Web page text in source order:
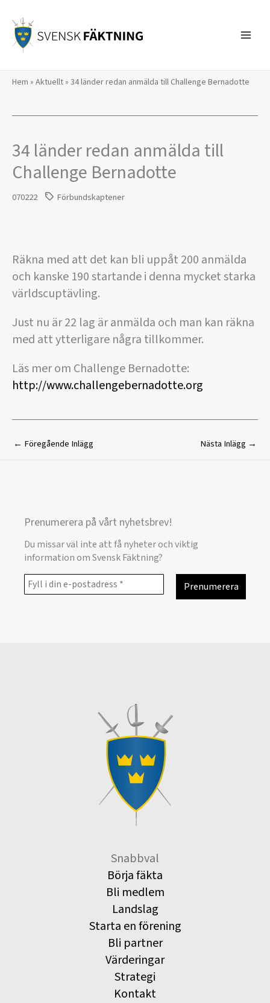
innehåll
Hem » Aktuellt» 34 länder redan anmälda till Challenge Bernadotte
34 länder redan anmälda till
Challenge Bernadotte
070222 Förbundskaptener
Räkna med att det kan bli uppåt 200 anmälda
och kanske 190 startande i denna mycket starka
världscuptävling.
Just nu är 22 lag är anmälda och man kan räkna
med att ytterligare några tillkommer.
Läs mer om Challenge Bernadotte:
http://www.challengebernadotte.org
← Föregående Inlägg Nästa Inlägg →
Prenumerera på vårt nyhetsbrev!
Du missar väl inte att få nyheter och viktig
information om Svensk Fäktning?
Snabbval
Börja fäkta
Bli medlem
Landslag
Starta en förening
Bli partner
Värderingar
Strategi
Kontakt